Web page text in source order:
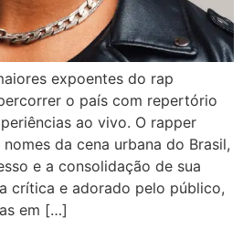
expoentes do rap
o país com repertório
ao vivo. O rapper
da cena urbana do Brasil,
e a consolidação de sua
crítica e adorado pelo público,
em […]